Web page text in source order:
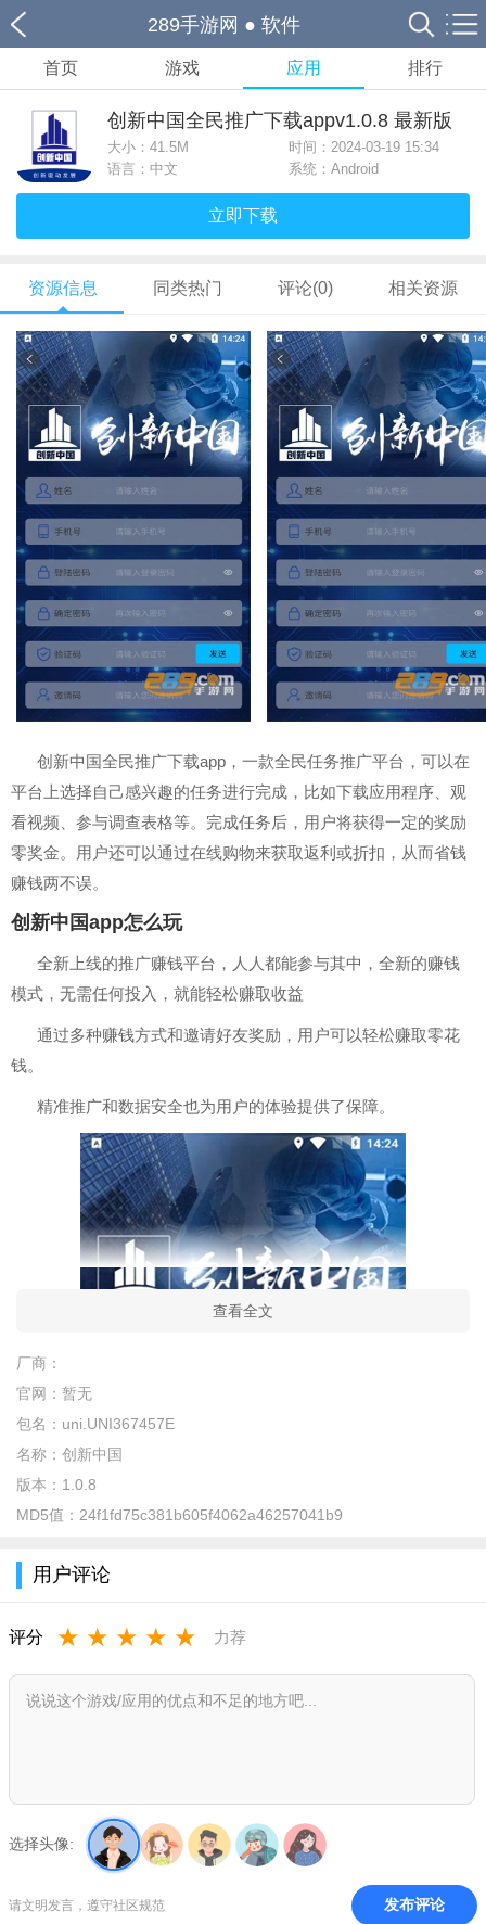
289手游网 ● 软件
首页 游戏 应用 排行
创新中国全民推广下载appv1.0.8 最新版
大小： 41.5M
时间：2024-03-19 15:34
语言：中文
系统：Android
立即下载
资源信息 同类热门 评论(0) 相关资源
创新中国全民推广下载app，一款全民任务推广平台，可以在
平台上选择自己感兴趣的任务进行完成，比如下载应用程序、观
看视频、参与调查表格等。完成任务后，用户将获得一定的奖励
零奖金。用户还可以通过在线购物来获取返利或折扣，从而省钱
赚钱两不误。
创新中国app怎么玩
全新上线的推广赚钱平台，人人都能参与其中，全新的赚钱
模式，无需任何投入，就能轻松赚取收益
通过多种赚钱方式和邀请好友奖励，用户可以轻松赚取零花
钱。
精准推广和数据安全也为用户的体验提供了保障。
创新中国app亮点
准推广，提高用户参与的积极性。
24小时客服支持：用户在使用过程中遇到问题可以随时联系
客服，提供专业的帮助和解决方案。
查看全文
厂商：
官网： 暂无
包名： uni.UNI367457E
名称： 创新中国
版本： 1.0.8
MD5值： 24f1fd75c381b605f4062a46257041b9
用户评论
评分 ★ ★ ★ ★ ★ 力荐
选择头像:
请文明发言，遵守社区规范 发布评论